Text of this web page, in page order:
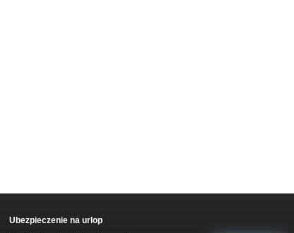
Ubezpieczenie na urlop